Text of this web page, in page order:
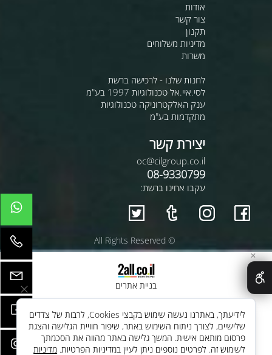
אודות
צור קשר
תקנון
מדיניות משלוחים
משרות
לחנות שלנו - לרכישה ברשת
לסי.איי.אל טכנולוגיות 1997 בע"מ
ענק האלקטרוניקה טכנולוגיות
מתקדמות בע"מ
יצירת קשר
oc@cilgroup.co.il
08-9330799
עקבו אחינו ברשת:
© All Rights Reserved
בניית אתרים
✕
לידיעתך, באתרנו נעשה שימוש בקבצי Cookies, לרבות של צדדים
שלישיים, לצורך ניתוח השימוש באתר, שיפור חוויית הגלישה והצגת
פרסום מותאם אישית. המשך גלישה באתר מהווה את הסכמתך
לשימוש זה. לפרטים נוספים ניתן לעיין במדיניות הפרטיות. מדיניות